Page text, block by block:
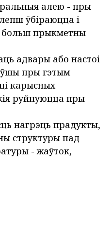
алею - пры
ўбіраюцца і
больш прыкметны
адвары або настоі
пры гэтым
карысных
руйнуюцца пры
нагрэць прадукты,
структуры пад
- жаўток,